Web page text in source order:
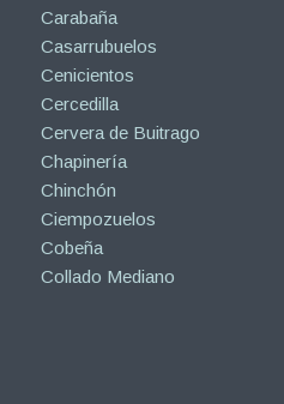
Carabaña
Casarrubuelos
Cenicientos
Cercedilla
Cervera de Buitrago
Chapinería
Chinchón
Ciempozuelos
Cobeña
Collado Mediano